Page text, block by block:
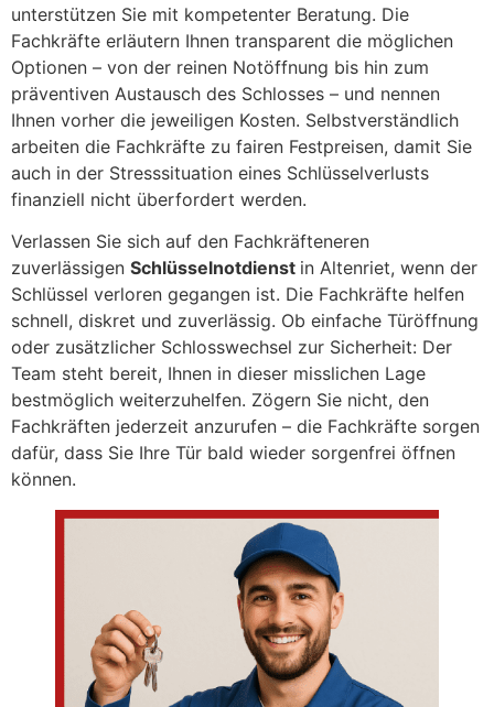
unterstützen Sie mit kompetenter Beratung. Die
Fachkräfte erläutern Ihnen transparent die möglichen
Optionen – von der reinen Notöffnung bis hin zum
präventiven Austausch des Schlosses – und nennen
Ihnen vorher die jeweiligen Kosten. Selbstverständlich
arbeiten die Fachkräfte zu fairen Festpreisen, damit Sie
auch in der Stresssituation eines Schlüsselverlusts
finanziell nicht überfordert werden.
Verlassen Sie sich auf den Fachkräfteneren
zuverlässigen Schlüsselnotdienst in Altenriet, wenn der
Schlüssel verloren gegangen ist. Die Fachkräfte helfen
schnell, diskret und zuverlässig. Ob einfache Türöffnung
oder zusätzlicher Schlosswechsel zur Sicherheit: Der
Team steht bereit, Ihnen in dieser misslichen Lage
bestmöglich weiterzuhelfen. Zögern Sie nicht, den
Fachkräften jederzeit anzurufen – die Fachkräfte sorgen
dafür, dass Sie Ihre Tür bald wieder sorgenfrei öffnen
können.